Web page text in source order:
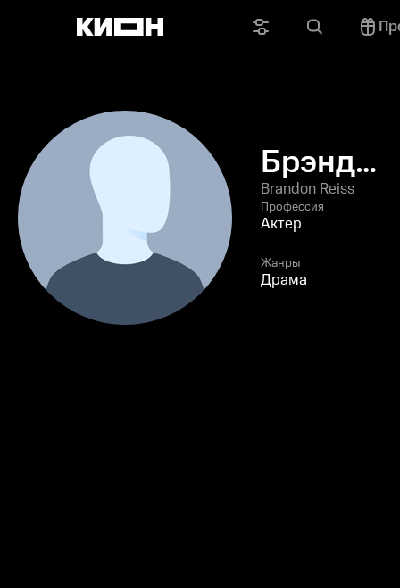
Брэндон
Рейсс
Brandon Reiss
Профессия
Актер
Жанры
Драма